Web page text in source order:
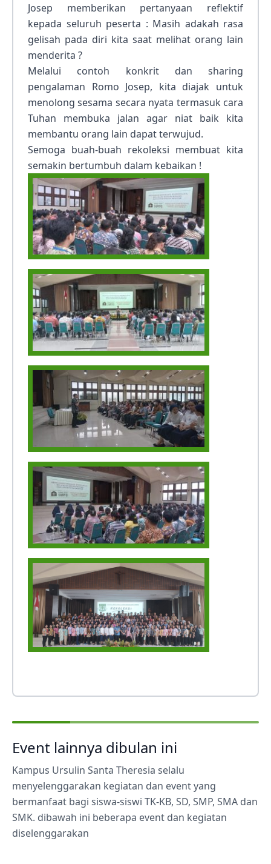
Josep memberikan pertanyaan reflektif
kepada seluruh peserta : Masih adakah rasa
gelisah pada diri kita saat melihat orang lain
menderita ?
Melalui contoh konkrit dan sharing
pengalaman Romo Josep, kita diajak untuk
menolong sesama secara nyata termasuk cara
Tuhan membuka jalan agar niat baik kita
membantu orang lain dapat terwujud.
Semoga buah-buah rekoleksi membuat kita
semakin bertumbuh dalam kebaikan !
Event lainnya dibulan ini
Kampus Ursulin Santa Theresia selalu
menyelenggarakan kegiatan dan event yang
bermanfaat bagi siswa-siswi TK-KB, SD, SMP, SMA dan
SMK. dibawah ini beberapa event dan kegiatan
diselenggarakan